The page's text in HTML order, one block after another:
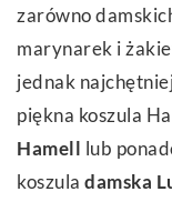
zarówno
marynarek i
jednak
piękna koszula
Hamell lub
koszula damska